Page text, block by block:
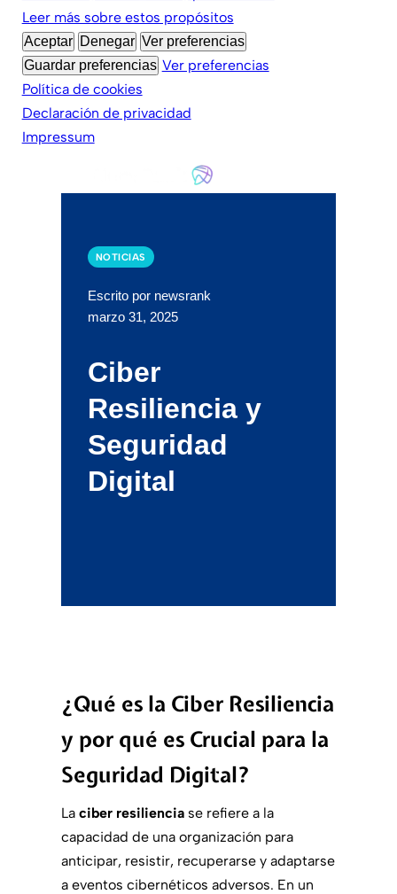
Leer más sobre estos propósitos
Aceptar Denegar Ver preferencias
Guardar preferencias Ver preferencias
Política de cookies
Declaración de privacidad
Impressum
NOTICIAS
Escrito por newsrank
marzo 31, 2025
Ciber
Resiliencia y
Seguridad
Digital
¿Qué es la Ciber Resiliencia
y por qué es Crucial para la
Seguridad Digital?
La ciber resilienciase refiere a la
capacidad de una organización para
anticipar, resistir, recuperarse y adaptarse
a eventos cibernéticos adversos. En un